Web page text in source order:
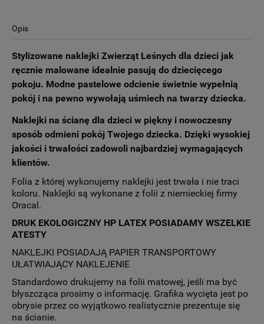
Opis
Stylizowane naklejki Zwierząt Leśnych dla dzieci jak
ręcznie malowane idealnie pasują do dziecięcego
pokoju. Modne pastelowe odcienie świetnie wypełnią
pokój i na pewno wywołają uśmiech na twarzy dziecka.
Naklejki na ścianę dla dzieci w piękny i nowoczesny
sposób odmieni pokój Twojego dziecka. Dzięki wysokiej
jakości i trwałości zadowoli najbardziej wymagających
klientów.
Folia z której wykonujemy naklejki jest trwała i nie traci
koloru. Naklejki są wykonane z folii z niemieckiej firmy
Oracal.
DRUK EKOLOGICZNY HP LATEX POSIADAMY WSZELKIE
ATESTY
NAKLEJKI POSIADAJĄ PAPIER TRANSPORTOWY
UŁATWIAJĄCY NAKLEJENIE
Standardowo drukujemy na folii matowej, jeśli ma być
błyszcząca prosimy o informację. Grafika wycięta jest po
obrysie przez co wyjątkowo realistycznie prezentuje się
na ścianie.